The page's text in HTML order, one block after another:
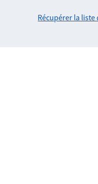
Récupérer la liste